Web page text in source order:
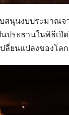
สนุนงบประมาณ
ประธานในพิธีเ
ลี่ยนแปลงของโล